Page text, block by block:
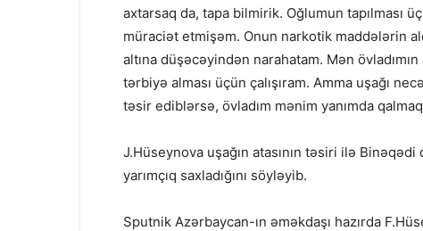
axtarsaq da, tapa bilmirik. Oğlumun tapılması
müraciət etmişəm. Onun narkotik maddələrin
altına düşəcəyindən narahatam. Mən
tərbiyə alması üçün çalışıram. Amma uşağı
təsir ediblərsə, övladım mənim yanımda
J.Hüseynova uşağın atasının təsiri ilə
yarımçıq saxladığını söyləyib.
Sputnik Azərbaycan-ın əməkdaşı hazırda